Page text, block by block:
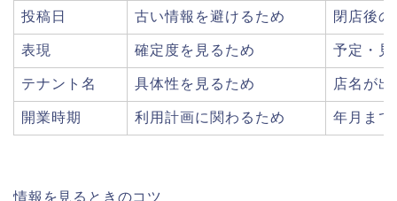
投稿日 古い情報を避けるため 閉店後
表現 確定度を見るため 予定・
テナント名 具体性を見るため 店名が
開業時期 利用計画に関わるため 年月ま
情報を見るときのコツ